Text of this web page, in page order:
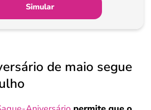
Simular
de maio segue